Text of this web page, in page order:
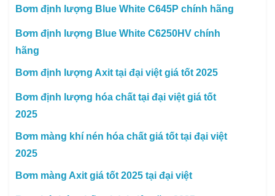
Bơm định lượng Blue White C645P chính hãng
Bơm định lượng Blue White C6250HV chính
hãng
Bơm định lượng Axit tại đại việt giá tốt 2025
Bơm định lượng hóa chất tại đại việt giá tốt
2025
Bơm màng khí nén hóa chất giá tốt tại đại việt
2025
Bơm màng Axit giá tốt 2025 tại đại việt